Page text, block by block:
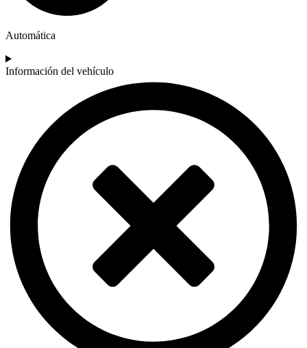
Automática
Información del vehículo